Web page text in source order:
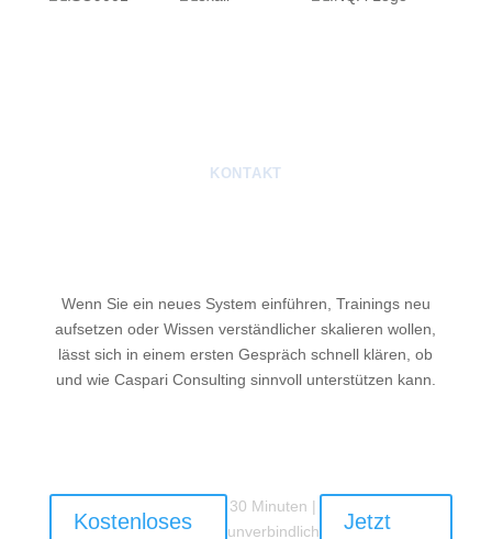
KONTAKT
Wenn Sie ein neues System einführen, Trainings neu
aufsetzen oder Wissen verständlicher skalieren wollen,
lässt sich in einem ersten Gespräch schnell klären, ob
und wie Caspari Consulting sinnvoll unterstützen kann.
Kostenloses
30 Minuten |
unverbindlich
Jetzt